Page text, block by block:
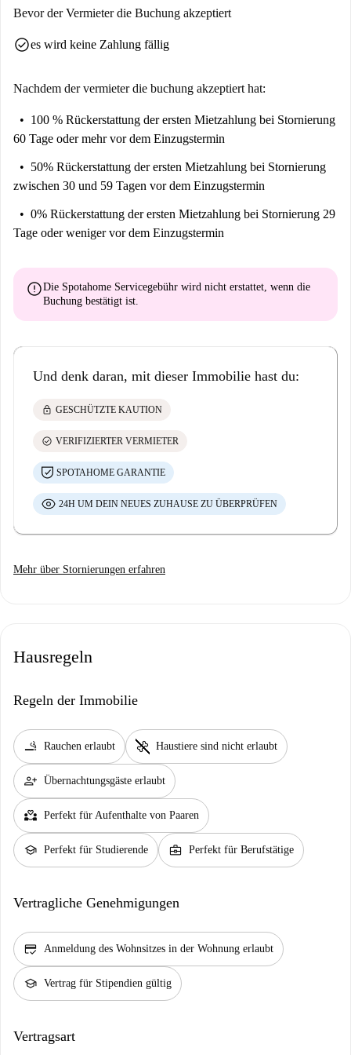
Bevor der Vermieter die Buchung akzeptiert
check_circlees wird keine Zahlung fällig
Nachdem der vermieter die buchung akzeptiert hat:
100 % Rückerstattung der ersten Mietzahlung bei Stornierung
60 Tage oder mehr vor dem Einzugstermin
50% Rückerstattung der ersten Mietzahlung bei Stornierung
zwischen 30 und 59 Tagen vor dem Einzugstermin
0% Rückerstattung der ersten Mietzahlung bei Stornierung 29
Tage oder weniger vor dem Einzugstermin
errorDie Spotahome Servicegebühr wird nicht erstattet, wenn die
Buchung bestätigt ist.
Und denk daran, mit dieser Immobilie hast du:
lock GESCHÜTZTE KAUTION
check_circle VERIFIZIERTER VERMIETER
SPOTAHOME GARANTIE
24H UM DEIN NEUES ZUHAUSE ZU ÜBERPRÜFEN
Mehr über Stornierungen erfahren
Hausregeln
Regeln der Immobilie
smoking_rooms Rauchen erlaubt pet_supplies Haustiere sind nicht erlaubt
person_add Übernachtungsgäste erlaubt
partner_heart Perfekt für Aufenthalte von Paaren
school Perfekt für Studierende business_center Perfekt für Berufstätige
Vertragliche Genehmigungen
credit_score Anmeldung des Wohnsitzes in der Wohnung erlaubt
school Vertrag für Stipendien gültig
Vertragsart